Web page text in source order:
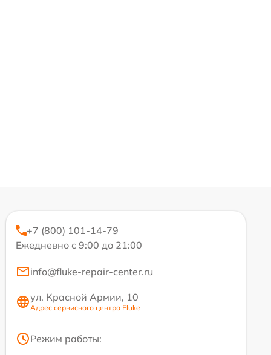
+7 (800) 101-14-79
Ежедневно с 9:00 до 21:00
info@fluke-repair-center.ru
ул. Красной Армии, 10
Адрес сервисного центра Fluke
Режим работы: